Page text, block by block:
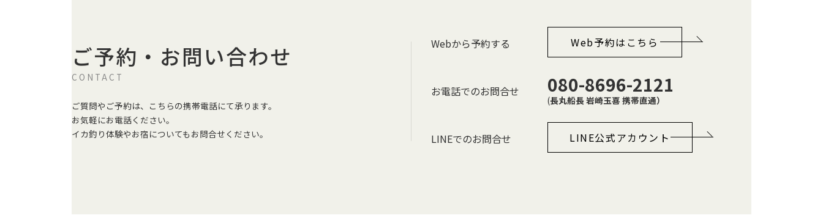
ご予約・お問い合わせ
CONTACT
ご質問やご予約は、こちらの携帯電話にて承ります。
お気軽にお電話ください。
イカ釣り体験やお宿についてもお問合せください。
Webから予約する Web予約はこちら
お電話でのお問合せ 080-8696-2121
(長丸船長 岩崎玉喜 携帯直通）
LINEでのお問合せ LINE公式アカウント